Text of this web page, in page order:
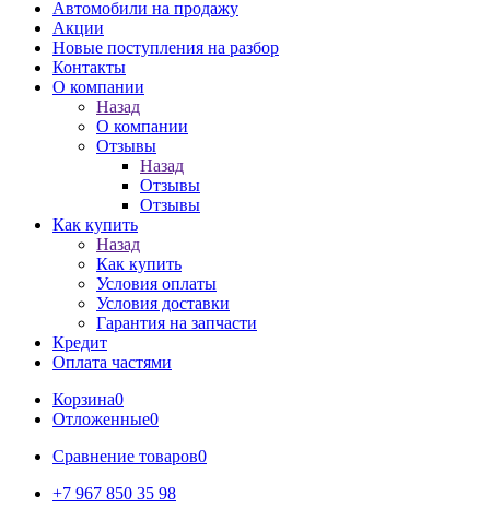
Автомобили на продажу
Акции
Новые поступления на разбор
Контакты
О компании
Назад
О компании
Отзывы
Назад
Отзывы
Отзывы
Как купить
Назад
Как купить
Условия оплаты
Условия доставки
Гарантия на запчасти
Кредит
Оплата частями
Корзина0
Отложенные0
Сравнение товаров0
+7 967 850 35 98